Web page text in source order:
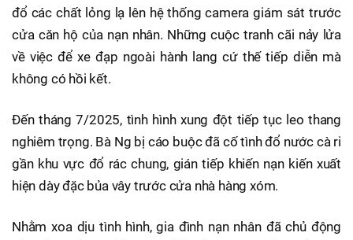
đổ các chất lỏng lạ lên hệ thống camera giám sát trước
cửa căn hộ của nạn nhân. Những cuộc tranh cãi nảy lửa
về việc để xe đạp ngoài hành lang cứ thế tiếp diễn mà
không có hồi kết.
Đến tháng 7/2025, tình hình xung đột tiếp tục leo thang
nghiêm trọng. Bà Ng bị cáo buộc đã cố tình đổ nước cà ri
gần khu vực đổ rác chung, gián tiếp khiến nạn kiến xuất
hiện dày đặc bủa vây trước cửa nhà hàng xóm.
Nhằm xoa dịu tình hình, gia đình nạn nhân đã chủ động